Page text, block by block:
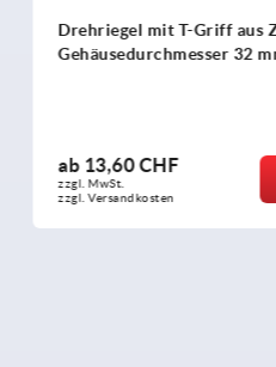
Verschlussunterteile für
Vierteldrehverschlüsse
ab1,52 CHF
zzgl. MwSt.
zzgl. Versandkosten